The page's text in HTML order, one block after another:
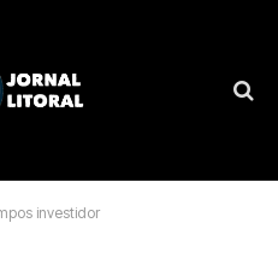
investidor